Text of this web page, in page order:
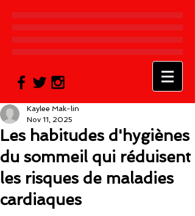
Les habitudes d'hygiènes
du sommeil qui réduisent
les risques de maladies
cardiaques
Kaylee Mak-lin
Nov 11, 2025